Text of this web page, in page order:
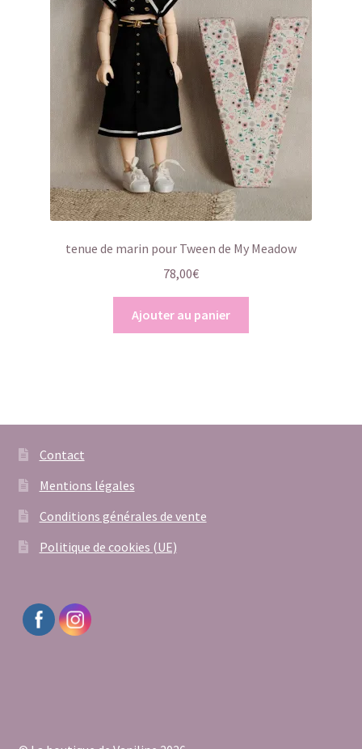
tenue de marin pour Tween de My Meadow
78,00€
Ajouter au panier
Contact
Mentions légales
Conditions générales de vente
Politique de cookies (UE)